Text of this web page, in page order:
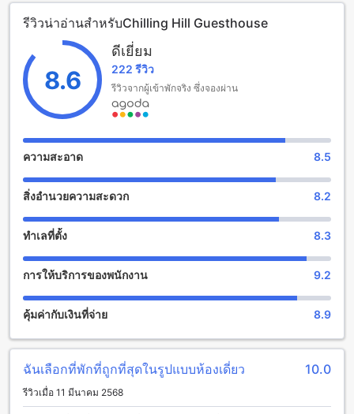
อายุ 3-12 ปีให้พักฟรีโดยไม่มีค่าใช้จ่าย
สิ่งอำนวยความสะดวกในการพักผ่อนที่ Chilling Hill
Guesthouse
Chilling Hill Guesthouse ให้บริการสิ่งอำนวยความสะดวกที่น่า
ตื่นเต้นและมีความสนุกสนานมากมายสำหรับผู้เข้าพัก ที่นี่มีบาร์ที่
เปิดให้บริการเพื่อให้คุณสามารถสัมผัสบรรยากาศที่เรียบง่ายและ
นอกจากนี้ยังมีพื้นที่รวมที่ให้บริการสำหรับพักผ่อนและชมทีวีร่วม
กัน
Chilling Hill Guesthouse ให้บริการสิ่งอำนวยความสะดวกหลาก
หลาย เพื่อให้ผู้เข้าพักมีประสบการณ์ที่สะดวกสบายและประทับใจ
บริการซักผ้าและบริการรับส่งผ้าที่ Chilling Hill Guesthouse จะ
เป็นการเย็บป้ายชื่อหรือการเตรียมเสื้อผ้าสำหรับงานสำคัญ ส่วน
Wi-Fi ในพื้นที่สาธารณะและ Wi-Fi ฟรีในห้องพักทุกห้องจะช่วยให้
คุณเชื่อมต่อกับโลกภายนอกได้อย่างรวดเร็วและสะดวกสบาย
ที่กำหนดไว้เฉพาะเพื่อความสะดวกสบายของท่าน นอกจากนี้ยังมี
บริการซักแห้งผ้าและบริการเก็บรักษากระเป๋าเดินทางให้บริการอีก
รีวิวน่าอ่านสำหรับChilling Hill Guesthouse
8.6
ดีเยี่ยม
222 รีวิว
รีวิวจากผู้เข้าพักจริง ซึ่งจองผ่าน
ความสะอาด 8.5
สิ่งอำนวยความสะดวก 8.2
ทำเลที่ตั้ง 8.3
การให้บริการของพนักงาน 9.2
คุ้มค่ากับเงินที่จ่าย 8.9
ฉันเลือกที่พักที่ถูกที่สุดในรูปแบบห้องเดี่ยว 10.0
รีวิวเมื่อ 11 มีนาคม 2568